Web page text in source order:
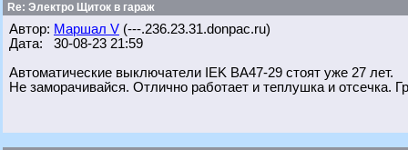
Re: Электро Щиток в гараж
Автор: Маршал V (---.236.23.31.donpac.ru)
Дата: 30-08-23 21:59
Автоматические выключатели IEK ВА47-29 стоят уже 27 лет.
Не заморачивайся. Отлично работает и теплушка и отсечка.